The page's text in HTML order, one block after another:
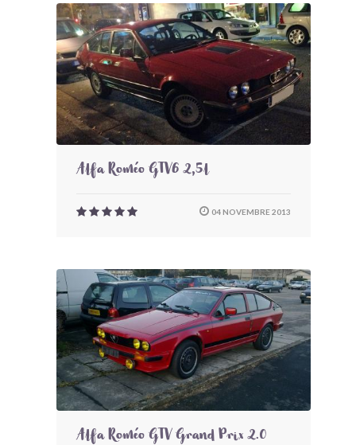
Alfa Roméo GTV6 2,5l
04 NOVEMBRE 2013
Alfa Roméo GTV Grand Prix 2.0